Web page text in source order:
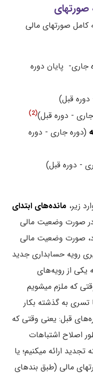
1 ارائه صورتهای
صورتهای مالی
پایان دوره
قبل)
- دوره قبل)(2)
جاری - دوره
دوره قبل)
مانده‌های ابتدای
صورت وضعیت مالی
صورت وضعیت مالی
حسابداری جدید
از رویه‌های
که ملزم میشویم
به گذشته بکار
قبل: یعنی وقتی که
اصلاح اشتباهات
ارائه میکنیم؛ یا
مالی (طبق بندهای